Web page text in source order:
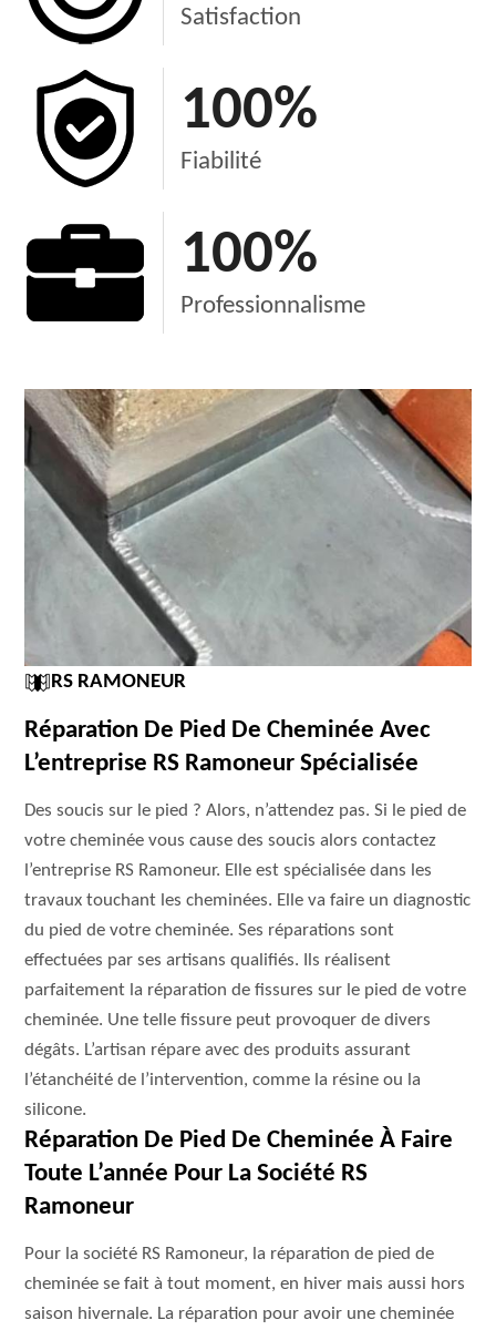
Satisfaction
100%
Fiabilité
100%
Professionnalisme
RS RAMONEUR
Réparation De Pied De Cheminée Avec
L’entreprise RS Ramoneur Spécialisée
Des soucis sur le pied ? Alors, n’attendez pas. Si le pied de
votre cheminée vous cause des soucis alors contactez
l’entreprise RS Ramoneur. Elle est spécialisée dans les
travaux touchant les cheminées. Elle va faire un diagnostic
du pied de votre cheminée. Ses réparations sont
effectuées par ses artisans qualifiés. Ils réalisent
parfaitement la réparation de fissures sur le pied de votre
cheminée. Une telle fissure peut provoquer de divers
dégâts. L’artisan répare avec des produits assurant
l’étanchéité de l’intervention, comme la résine ou la
silicone.
Réparation De Pied De Cheminée À Faire
Toute L’année Pour La Société RS
Ramoneur
Pour la société RS Ramoneur, la réparation de pied de
cheminée se fait à tout moment, en hiver mais aussi hors
saison hivernale. La réparation pour avoir une cheminée